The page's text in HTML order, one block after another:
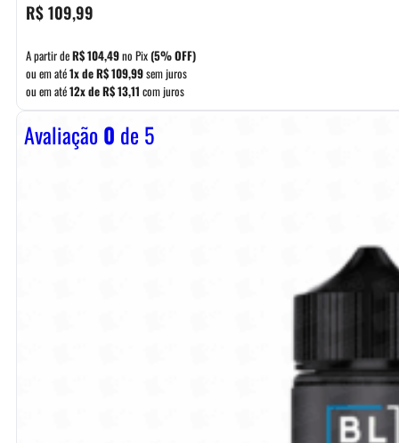
R$109,99
A partir deR$104,49no Pix(5% OFF)
ou em até1x deR$109,99sem juros
ou em até12x deR$13,11 com juros
Avaliação0 de 5